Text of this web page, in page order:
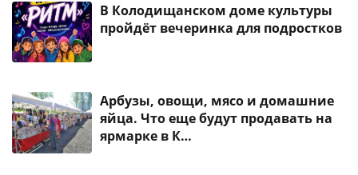
В Колодищанском доме культуры
пройдёт вечеринка для подростков
Арбузы, овощи, мясо и домашние
яйца. Что еще будут продавать на
ярмарке в К…